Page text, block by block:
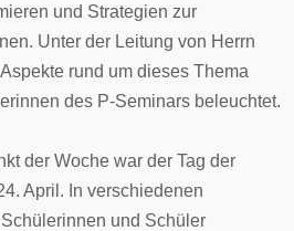
und Strategien zur
Unter der Leitung von Herrn
rund um dieses Thema
des P-Seminars beleuchtet.
der Woche war der Tag der
April. In verschiedenen
und Schüler